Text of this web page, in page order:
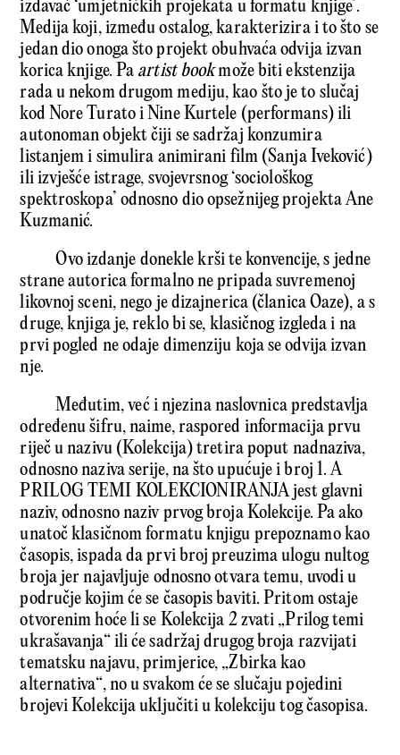
izdavač ‘umjetničkih projekata u formatu knjige’.
Medija koji, između ostalog, karakterizira i to što se
jedan dio onoga što projekt obuhvaća odvija izvan
korica knjige. Pa artist bookmože biti ekstenzija
rada u nekom drugom mediju, kao što je to slučaj
kod Nore Turato i Nine Kurtele (performans) ili
autonoman objekt čiji se sadržaj konzumira
listanjem i simulira animirani film (Sanja Iveković)
ili izvješće istrage, svojevrsnog ‘sociološkog
spektroskopa’ odnosno dio opsežnijeg projekta Ane
Kuzmanić.
Ovo izdanje donekle krši te konvencije, s jedne
strane autorica formalno ne pripada suvremenoj
likovnoj sceni, nego je dizajnerica (članica Oaze), a s
druge, knjiga je, reklo bi se, klasičnog izgleda i na
prvi pogled ne odaje dimenziju koja se odvija izvan
nje.
Međutim, već i njezina naslovnica predstavlja
određenu šifru, naime, raspored informacija prvu
riječ u nazivu (Kolekcija) tretira poput nadnaziva,
odnosno naziva serije, na što upućuje i broj 1. A
PRILOG TEMI KOLEKCIONIRANJA jest glavni
naziv, odnosno naziv prvog broja Kolekcije. Pa ako
unatoč klasičnom formatu knjigu prepoznamo kao
časopis, ispada da prvi broj preuzima ulogu nultog
broja jer najavljuje odnosno otvara temu, uvodi u
područje kojim će se časopis baviti. Pritom ostaje
otvorenim hoće li se Kolekcija 2 zvati „Prilog temi
ukrašavanja“ ili će sadržaj drugog broja razvijati
tematsku najavu, primjerice, „Zbirka kao
alternativa“, no u svakom će se slučaju pojedini
brojevi Kolekcija uključiti u kolekciju tog časopisa.